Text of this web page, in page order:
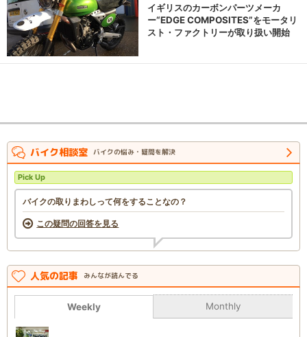
イギリスのカーボンパーツメーカ
ー“EDGE COMPOSITES”をモータリ
スト・ファクトリーが取り扱い開始
バイク相談室 バイクの悩み・疑問を解決
Pick Up
バイクの取りまわしって何をすることなの？
この疑問の回答を見る
人気の記事 みんなが読んでる
Weekly Monthly